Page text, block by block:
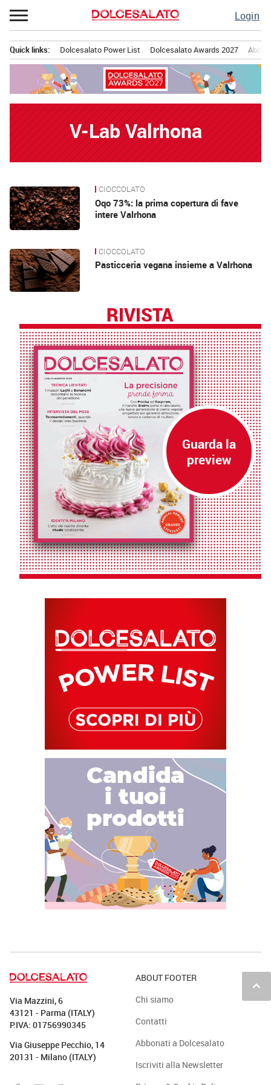
Passa
al
Login
principale
Quick links: Dolcesalato Power List Dolcesalato Awards 2027
V-Lab Valrhona
News CIOCCOLATO
Oqo 73%: la prima copertura di fave
intere Valrhona
CIOCCOLATO
Pasticceria vegana insieme a Valrhona
RIVISTA
keyboard_arrow_up
Via Mazzini, 6
43121 - Parma (ITALY)
P.IVA: 01756990345
Via Giuseppe Pecchio, 14
20131 - Milano (ITALY)
ABOUT FOOTER
Chi siamo
Contatti
Abbonati a Dolcesalato
Iscriviti alla Newsletter